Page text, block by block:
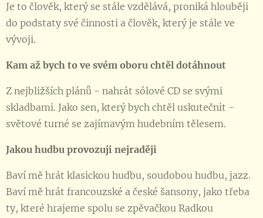
Je to člověk, který se stále vzdělává, proniká hlouběji
do podstaty své činnosti a člověk, který je stále ve
vývoji.
Kam až bych to ve svém oboru chtěl dotáhnout
Z nejbližších plánů - nahrát sólové CD se svými
skladbami. Jako sen, který bych chtěl uskutečnit -
světové turné se zajímavým hudebním tělesem.
Jakou hudbu provozuji nejraději
Baví mě hrát klasickou hudbu, soudobou hudbu, jazz.
Baví mě hrát francouzské a české šansony, jako třeba
ty, které hrajeme spolu se zpěvačkou Radkou